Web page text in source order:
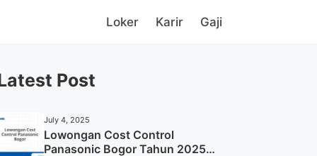
Loker Karir Gaji
Post
July 4, 2025
Lowongan Cost Control
Panasonic Bogor Tahun 2025